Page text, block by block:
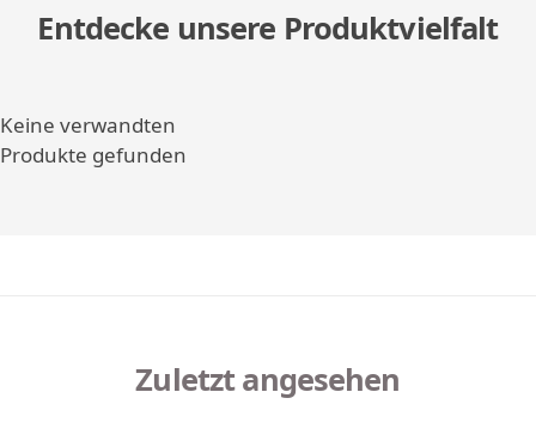
Entdecke unsere Produktvielfalt
Keine verwandten
Produkte gefunden
Zuletzt angesehen